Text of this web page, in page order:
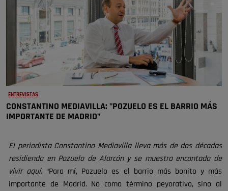
ENTREVISTAS
CONSTANTINO MEDIAVILLA: "POZUELO ES EL BARRIO MÁS
IMPORTANTE DE MADRID"
El periodista Constantino Mediavilla lleva más de dos décadas
residiendo en Pozuelo de Alarcón y se muestra encantado de
vivir aquí. “Para mí, Pozuelo es el barrio más bonito y más
importante de Madrid. No como término peyorativo, sino al